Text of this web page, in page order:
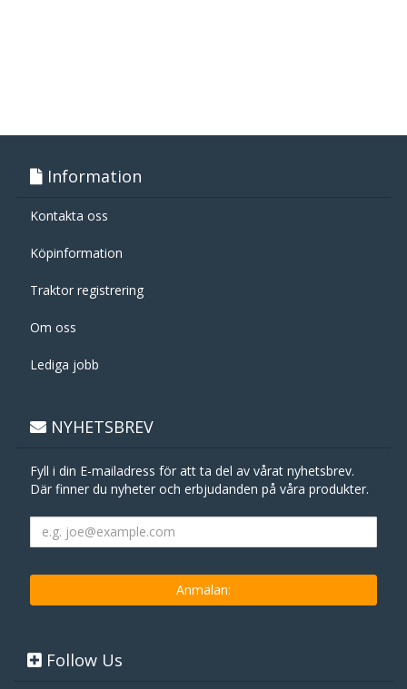
Information
Kontakta oss
Köpinformation
Traktor registrering
Om oss
Lediga jobb
NYHETSBREV
Fyll i din E-mailadress för att ta del av vårat nyhetsbrev.
Där finner du nyheter och erbjudanden på våra produkter.
Follow Us